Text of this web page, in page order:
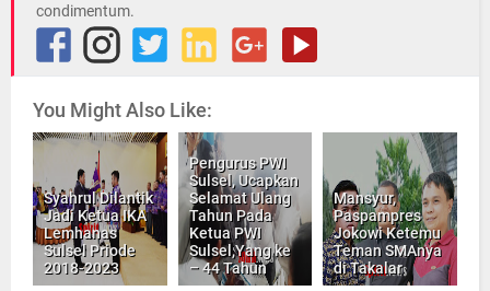
condimentum.
You Might Also Like:
Syahrul Dilantik
Jadi Ketua IKA
Lemhanas
Sulsel Priode
2018-2023
Pengurus PWI
Sulsel, Ucapkan
Selamat Ulang
Tahun Pada
Ketua PWI
Sulsel,Yang ke
– 44 Tahun
Mansyur,
Paspampres
Jokowi Ketemu
Teman SMAnya
di Takalar